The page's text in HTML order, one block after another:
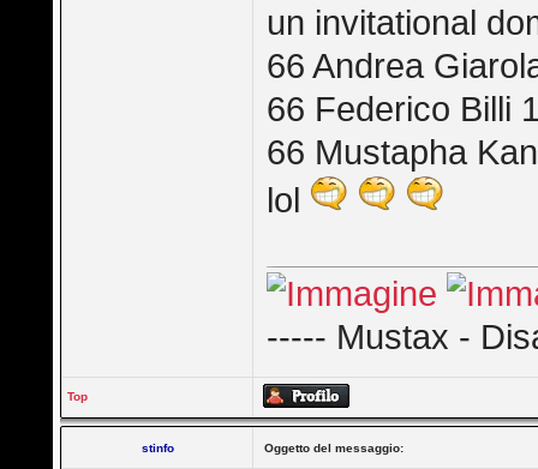
un invitational
66 Andrea
66 Federico Billi
66 Mustapha
lol
----- Mustax -
Top
stinfo Oggetto del messaggio: